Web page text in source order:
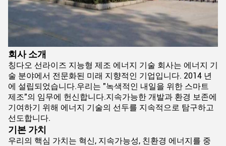
회사 소개
칭다오 선라이즈 지능형 제조 에너지 기술 회사는 에너지 기
술 분야에서 전문화된 미래 지향적인 기업입니다. 2014 년
에 설립되었습니다.우리는 "녹색적인 내일을 위한 스마트
제조"의 임무에 헌신합니다.지속가능한 개발과 환경 보존에
기여하기 위해 에너지 기술의 선두를 지속적으로 탐구하고
선도합니다.
기본 가치
우리의 핵심 가치는 혁신, 지속가능성, 친환경 에너지를 중